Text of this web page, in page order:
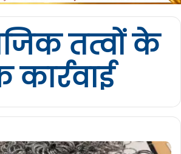
तत्वों के